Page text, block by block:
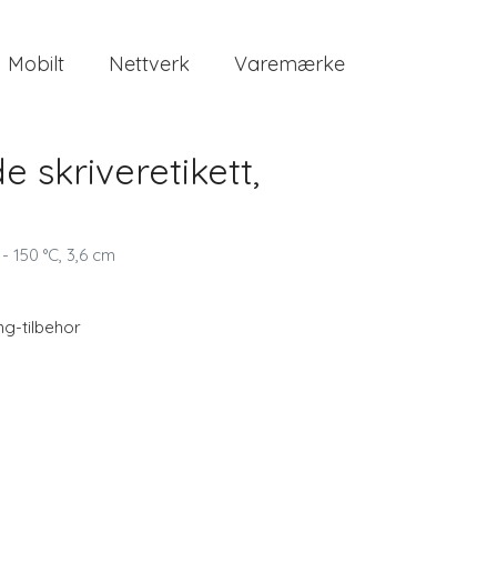
Mobilt Nettverk Varemærke
skriveretikett,
°C, 3,6 cm
tilbehor